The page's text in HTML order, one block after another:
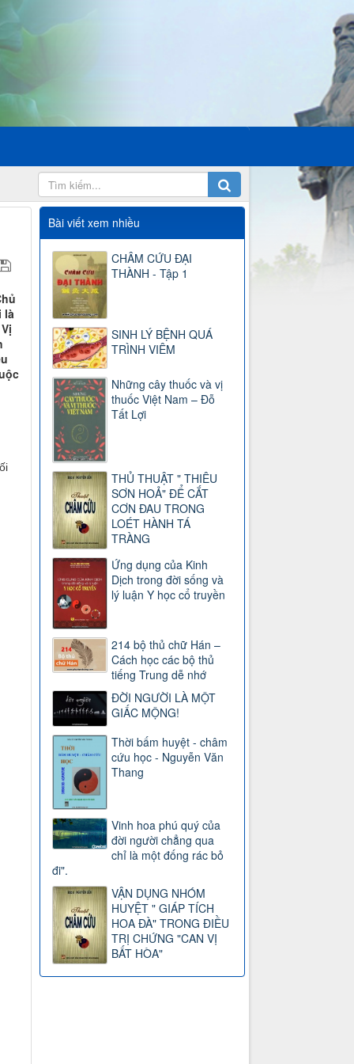
là
Bài viết xem nhiều
CHÂM CỨU ĐẠI
THÀNH - Tập 1
SINH LÝ BỆNH QUÁ
TRÌNH VIÊM
Những cây thuốc và vị
thuốc Việt Nam – Đỗ
Tất Lợi
THỦ THUẬT " THIÊU
SƠN HOẢ" ĐỂ CẮT
CƠN ĐAU TRONG
LOÉT HÀNH TÁ
TRÀNG
Ứng dụng của Kinh
Dịch trong đời sống và
lý luận Y học cổ truyền
214 bộ thủ chữ Hán –
Cách học các bộ thủ
tiếng Trung dễ nhớ
ĐỜI NGƯỜI LÀ MỘT
GIẤC MỘNG!
Thời bấm huyệt - châm
cứu học - Nguyễn Văn
Thang
Vinh hoa phú quý của
đời người chẳng qua
chỉ là một đống rác bỏ
đi".
VẬN DỤNG NHÓM
HUYỆT " GIÁP TÍCH
HOA ĐÀ" TRONG ĐIỀU
TRỊ CHỨNG "CAN VỊ
BẤT HÒA"